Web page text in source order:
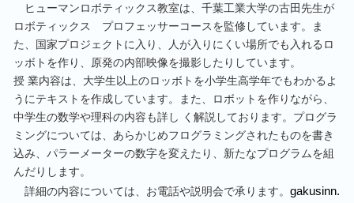
ヒューマンロボティックス教室は、千葉工業大学の古田先生が
ロボティックス プロフェッサーコースを監修しています。ま
た、国家プロジェクトに入り、人が入りにくい場所でも入れるロ
ッボトを作り、原発の内部映像を撮影したりしています。
授 業内容は、大学生以上のロッボトを小学生高学年でもわかるよ
うにテキストを作成しています。また、ロボットを作りながら、
中学生の数学や理科の内容も詳し く解説しております。プログラ
ミングについては、あらかじめフログラミングされたものを書き
込み、パラーメーターの数字を変えたり、新たなプログラムを組
んだりします。
詳細の内容については、お電話や説明会で承ります。 gakusinn.